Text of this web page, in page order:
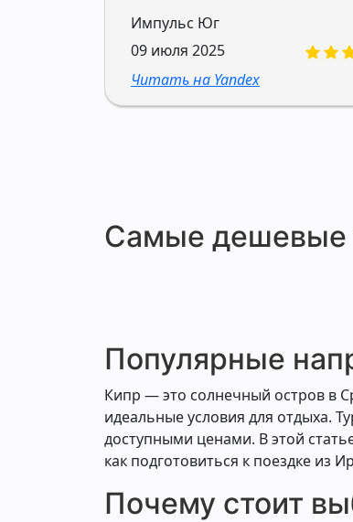
неожиданностей. Рекомендую к
сотрудничеству.
Импульс Юг
09 июля 2025
Читать на Yandex
Самые дешевые
Популярные
Кипр — это солнечный остров в
идеальные условия для отдыха.
доступными ценами. В этой
как подготовиться к поездке из
Почему стоит